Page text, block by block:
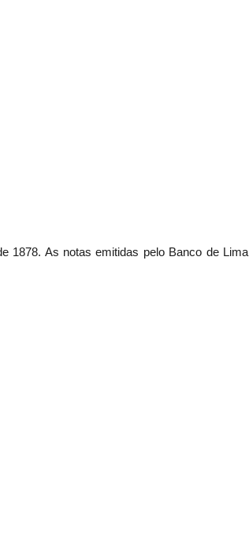
1878. As notas emitidas pelo Banco de Lima